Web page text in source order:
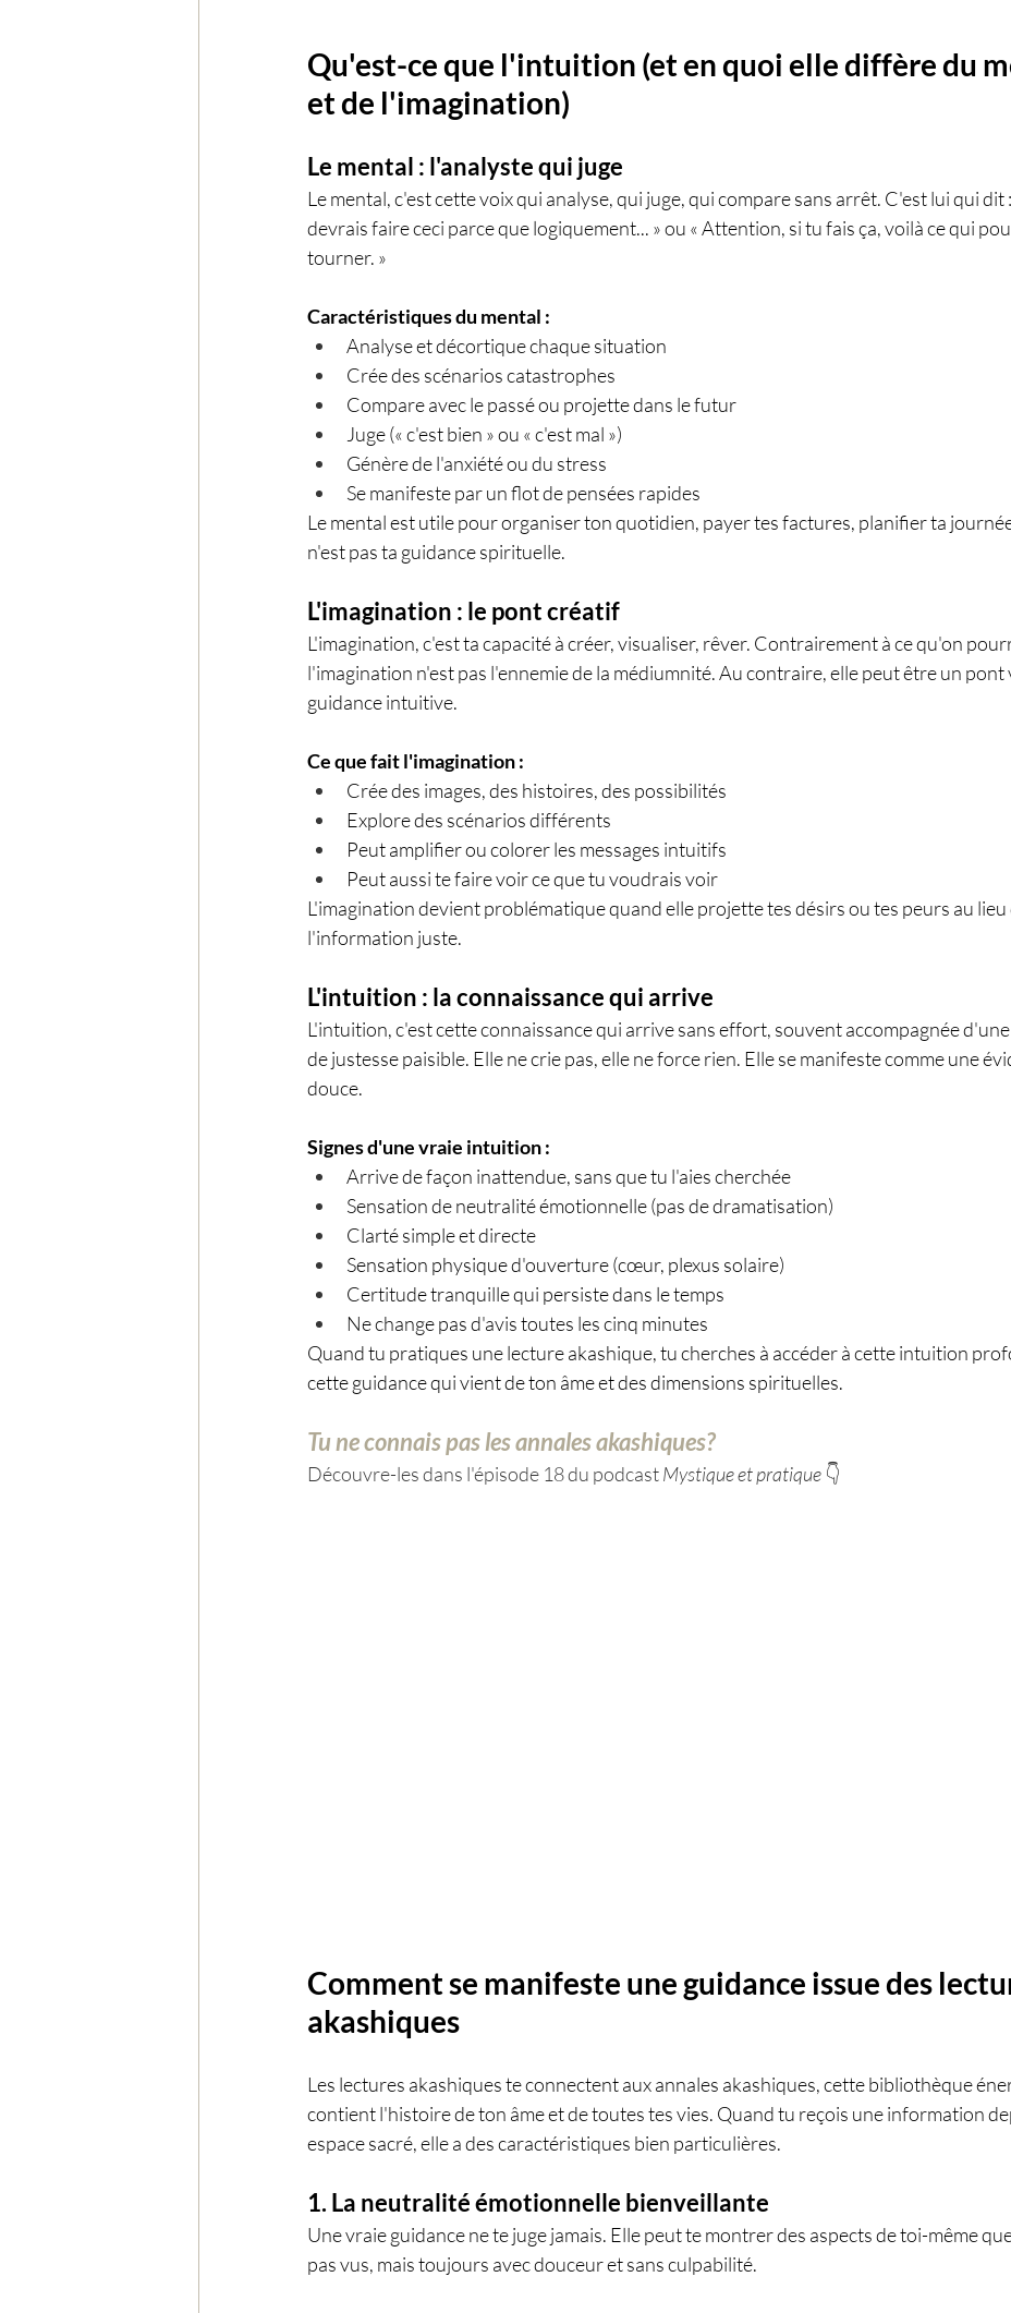
Qu'est-ce que l'intuition (et en quoi elle diffère du
et de l'imagination)
Le mental : l'analyste qui juge
Le mental, c'est cette voix qui analyse, qui juge, qui compare sans arrêt. C'est lui qui dit
devrais faire ceci parce que logiquement... » ou « Attention, si tu fais ça, voilà ce qui
tourner. »
Caractéristiques du mental :
Analyse et décortique chaque situation
Crée des scénarios catastrophes
Compare avec le passé ou projette dans le futur
Juge (« c'est bien » ou « c'est mal »)
Génère de l'anxiété ou du stress
Se manifeste par un flot de pensées rapides
Le mental est utile pour organiser ton quotidien, payer tes factures, planifier ta
n'est pas ta guidance spirituelle.
L'imagination : le pont créatif
L'imagination, c'est ta capacité à créer, visualiser, rêver. Contrairement à ce qu'on
l'imagination n'est pas l'ennemie de la médiumnité. Au contraire, elle peut être un pont
guidance intuitive.
Ce que fait l'imagination :
Crée des images, des histoires, des possibilités
Explore des scénarios différents
Peut amplifier ou colorer les messages intuitifs
Peut aussi te faire voir ce que tu voudrais voir
L'imagination devient problématique quand elle projette tes désirs ou tes peurs au
l'information juste.
L'intuition : la connaissance qui arrive
L'intuition, c'est cette connaissance qui arrive sans effort, souvent accompagnée
de justesse paisible. Elle ne crie pas, elle ne force rien. Elle se manifeste comme une
douce.
Signes d'une vraie intuition :
Arrive de façon inattendue, sans que tu l'aies cherchée
Sensation de neutralité émotionnelle (pas de dramatisation)
Clarté simple et directe
Sensation physique d'ouverture (cœur, plexus solaire)
Certitude tranquille qui persiste dans le temps
Ne change pas d'avis toutes les cinq minutes
Quand tu pratiques une lecture akashique, tu cherches à accéder à cette intuition
cette guidance qui vient de ton âme et des dimensions spirituelles.
Tu ne connais pas les annales akashiques?
Découvre-les dans l'épisode 18 du podcast Mystique et pratique 👇
Comment se manifeste une guidance issue des
akashiques
Les lectures akashiques te connectent aux annales akashiques, cette bibliothèque
contient l'histoire de ton âme et de toutes tes vies. Quand tu reçois une information
espace sacré, elle a des caractéristiques bien particulières.
1. La neutralité émotionnelle bienveillante
Une vraie guidance ne te juge jamais. Elle peut te montrer des aspects de toi-même
pas vus, mais toujours avec douceur et sans culpabilité.